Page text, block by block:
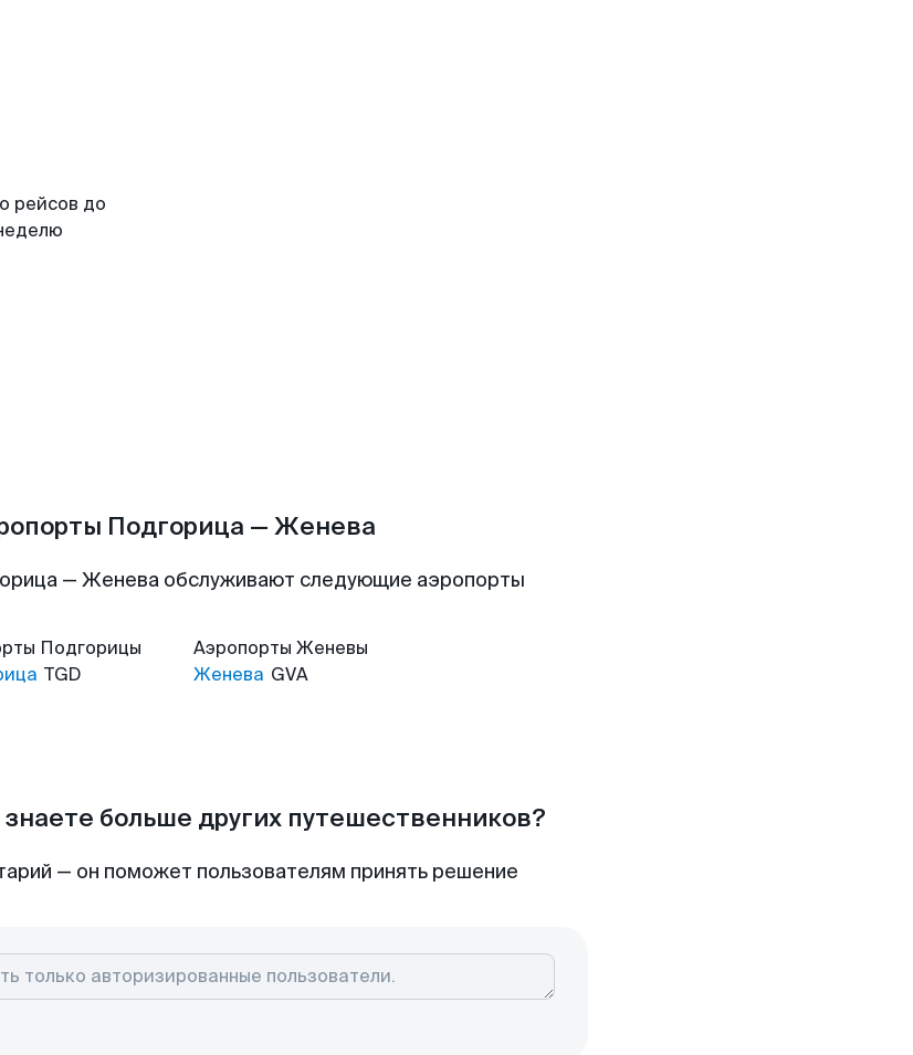
рейсов до
Подгорица — Женева
— Женева обслуживают следующие аэропорты
Подгорицы
TGD
Аэропорты Женевы
Женева GVA
больше других путешественников?
— он поможет пользователям принять решение